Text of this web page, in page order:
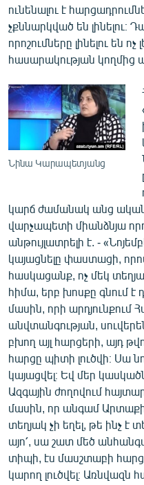
ունենալու է
չքննարկված են լինելու։
որոշումները լինելու են
հասարակության կողմից
Նինա Կարապետյանց
կարճ ժամանակ անց
վարչապետի միանձնյա
անթույլատրելի է. -
կայացնելը փաստացի,
հասկացանք, ոչ մեկ
հիմա, երբ խոսքը գնում
մասին, որի
անվտանգության,
բխող այլ հարցերի, այդ
հարցը պիտի լուծվի։ Սա
կայացվել։ Եվ մեր
Ազգային ժողովում
մասին, որ անգամ
տեղյակ չի եղել, թե ինչ է
այո՛, սա շատ մեծ
տիպի, էս մասշտաբի
կարող լուծվել։ Առնվազն